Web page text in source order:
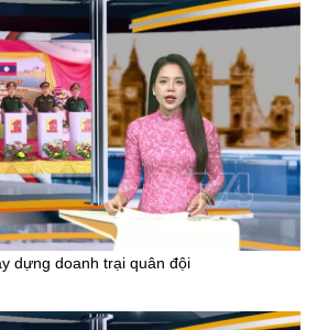
dựng doanh trại quân đội